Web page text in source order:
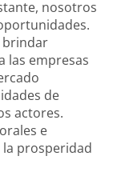
nosotros
brindar
las empresas
de
actores.
e
prosperidad